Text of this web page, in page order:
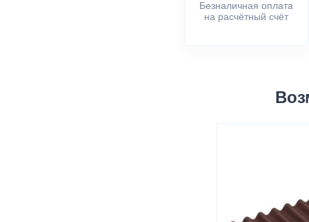
Безналичная оплата
на расчётный счёт